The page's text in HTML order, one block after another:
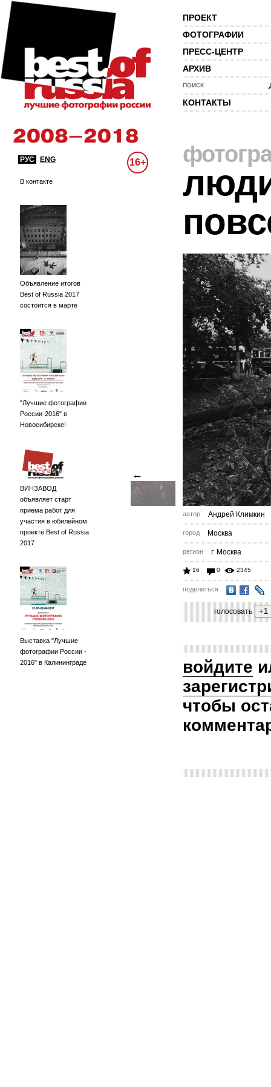
ПРОЕКТ
ФОТОГРАФИИ
ПРЕСС-ЦЕНТР
АРХИВ
ПОИСК
КОНТАКТЫ
РУС ENG 16+
В контакте
Объявление итогов
Best of Russia 2017
состоится в марте
"Лучшие фотографии
России-2016" в
Новосибирске!
ВИНЗАВОД
объявляет старт
приема работ для
участия в юбилейном
проекте Best of Russia
2017
Выставка "Лучшие
фотографии России -
2016" в Калининграде
←
автор Андрей Климкин
город Москва
регион г. Москва
16 0 2345
поделиться
голосовать
войдите
чтобы